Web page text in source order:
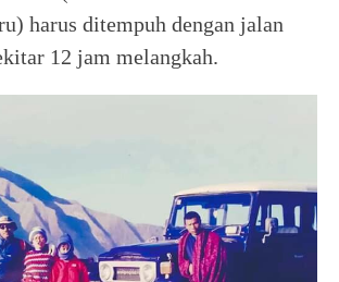
harus ditempuh dengan jalan
12 jam melangkah.